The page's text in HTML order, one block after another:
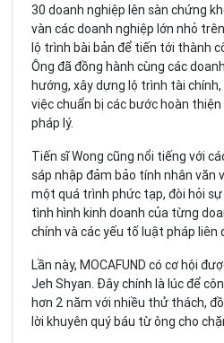
30 doanh nghiệp lên sàn chứng
vàn các doanh nghiệp lớn nhỏ
lộ trình bài bản để tiến tới thành
Ông đã đồng hành cùng các
hướng, xây dựng lộ trình tài
việc chuẩn bị các bước hoàn
pháp lý.
Tiến sĩ Wong cũng nổi tiếng với
sáp nhập đảm bảo tính nhân văn
một quá trình phức tạp, đòi hỏi
tình hình kinh doanh của từng
chính và các yếu tố luật pháp liên
Lần này, MOCAFUND có cơ hội
Jeh Shyan. Đây chính là lúc để
hơn 2 năm với nhiều thử thách,
lời khuyên quý báu từ ông cho